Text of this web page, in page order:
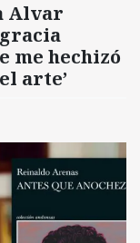
Alvar
gracia
me hechizó
arte’